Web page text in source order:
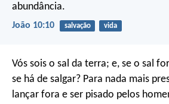
abundância.
João 10:10 salvação vida
Vós sois o sal da terra; e, se o sal
se há de salgar? Para nada mais
lançar fora e ser pisado pelos